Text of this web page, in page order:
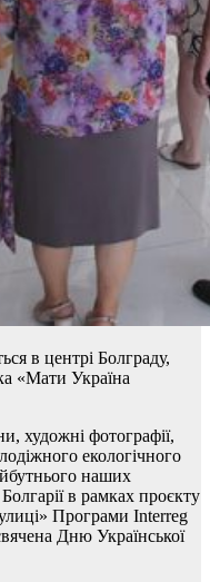
в центрі Болграду,
«Мати Україна
художні фотографії,
екологічного
наших
в рамках проєкту
Програми Interreg
Дню Української